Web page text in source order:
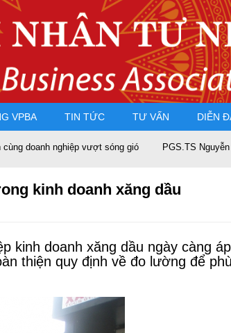
VPBA TIN TỨC TƯ VẤN DIỄN
nghiệp vượt sóng gió PGS.TS Nguyễn Trọng
kinh doanh xăng dầu
kinh doanh xăng dầu ngày càng
thiện quy định về đo lường để